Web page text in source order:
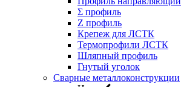
Σ профиль
Z профиль
Крепеж для ЛСТК
Термопрофили ЛСТК
Шляпный профиль
Гнутый уголок
Сварные металлоконструкции